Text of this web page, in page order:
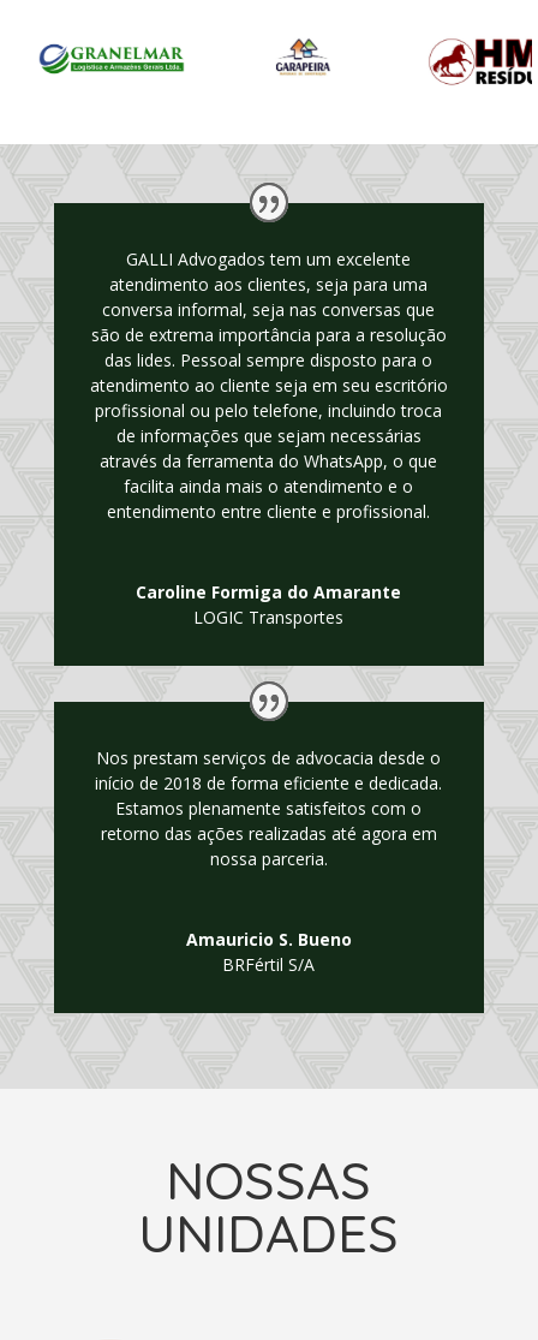
GALLI Advogados tem um excelente
atendimento aos clientes, seja para uma
conversa informal, seja nas conversas que
são de extrema importância para a resolução
das lides. Pessoal sempre disposto para o
atendimento ao cliente seja em seu escritório
profissional ou pelo telefone, incluindo troca
de informações que sejam necessárias
através da ferramenta do WhatsApp, o que
facilita ainda mais o atendimento e o
entendimento entre cliente e profissional.
Caroline Formiga do Amarante
LOGIC Transportes
Nos prestam serviços de advocacia desde o
início de 2018 de forma eficiente e dedicada.
Estamos plenamente satisfeitos com o
retorno das ações realizadas até agora em
nossa parceria.
Amauricio S. Bueno
BRFértil S/A
NOSSAS
UNIDADES